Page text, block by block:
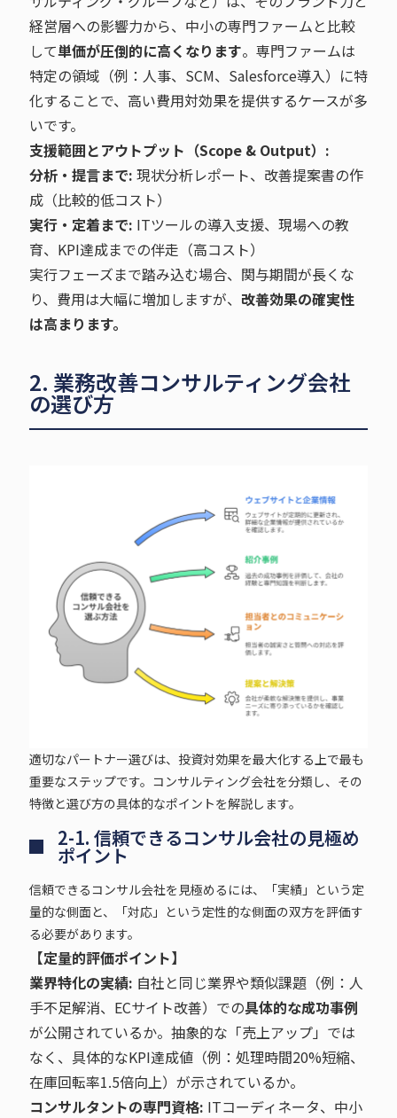
経営層への影響力から、中小の専門ファームと比較
して単価が圧倒的に高くなります。専門ファームは
特定の領域（例：人事、SCM、Salesforce導入）に特
化することで、高い費用対効果を提供するケースが多
いです。
支援範囲とアウトプット（Scope & Output）:
分析・提言まで: 現状分析レポート、改善提案書の作
成（比較的低コスト）
実行・定着まで: ITツールの導入支援、現場への教
育、KPI達成までの伴走（高コスト）
実行フェーズまで踏み込む場合、関与期間が長くな
り、費用は大幅に増加しますが、 改善効果の確実性
は高まります。
2. 業務改善コンサルティング会社
の選び方
適切なパートナー選びは、投資対効果を最大化する上で最も
重要なステップです。コンサルティング会社を分類し、その
特徴と選び方の具体的なポイントを解説します。
2-1. 信頼できるコンサル会社の見極め
ポイント
信頼できるコンサル会社を見極めるには、「実績」という定
量的な側面と、「対応」という定性的な側面の双方を評価す
る必要があります。
【定量的評価ポイント】
業界特化の実績: 自社と同じ業界や類似課題（例：人
手不足解消、ECサイト改善）での具体的な成功事例
が公開されているか。抽象的な「売上アップ」では
なく、具体的なKPI達成値（例：処理時間20%短縮、
在庫回転率1.5倍向上）が示されているか。
コンサルタントの専門資格: ITコーディネータ、中小